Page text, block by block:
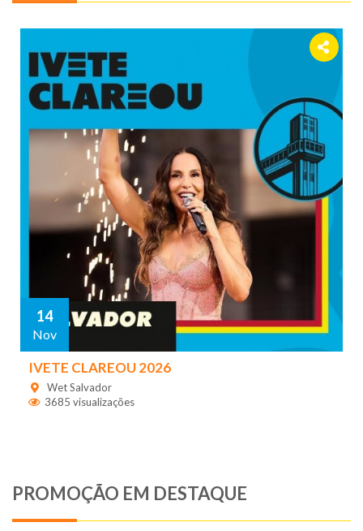
14
Nov
IVETE CLAREOU 2026
Wet Salvador
3685 visualizações
PROMOÇÃO EM DESTAQUE